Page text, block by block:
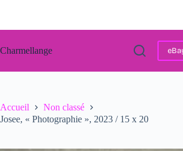
Charmellange
Accueil
Non classé
Josee, « Photographie », 2023 / 15 x 20